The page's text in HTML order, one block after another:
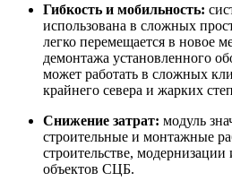
Гибкость и мобильность:
использована в сложных
легко перемещается в новое
демонтажа установленного
может работать в сложных
крайнего севера и жарких
Снижение затрат: модуль
строительные и монтажные
строительстве,
объектов СЦБ.